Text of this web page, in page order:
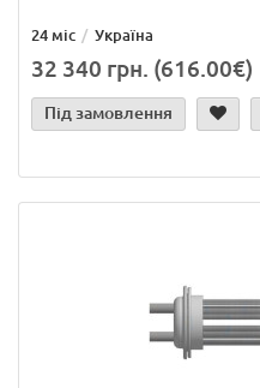
24 міс Україна
32 340 грн. (616.00€)
Під замовлення